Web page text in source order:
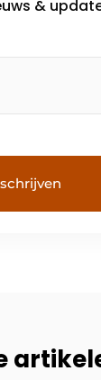
&